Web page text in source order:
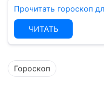
Прочитать гороскоп
ЧИТАТЬ
Гороскоп